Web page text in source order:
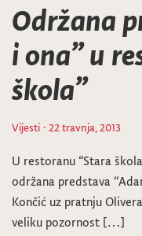
Održana
i ona” u
škola”
Vijesti · 22 travnja, 2013
U restoranu “Stara
održana predstava
Končić uz pratnju
veliku pozornost […]